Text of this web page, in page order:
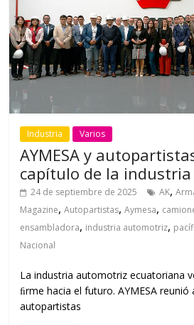
Industria Varios
AYMESA y
capítulo de la
24 de septiembre de 2025 AK,
Magazine,Autopartistas,Aymesa,
ensambladora, industria automotriz,
Nacional
La industria automotriz ecuatoriana
ﬁrme hacia el futuro. AYMESA reunió
autopartistas